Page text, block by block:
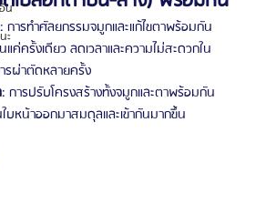
น
ะ
: การทำศัลยกรรมจมูกและแก้ไขตาพร้อมกัน
ครั้งเดียว ลดเวลาและความไม่สะดวกใน
รผ่าตัดหลายครั้ง
: การปรับโครงสร้างทั้งจมูกและตาพร้อมกัน
บหน้าออกมาสมดุลและเข้ากันมากขึ้น